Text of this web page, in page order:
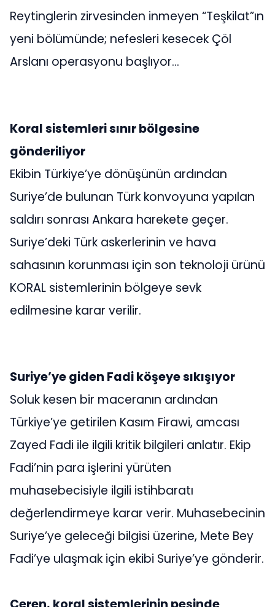
Reytinglerin zirvesinden inmeyen “Teşkilat”ın
yeni bölümünde; nefesleri kesecek Çöl
Arslanı operasyonu başlıyor…
Koral sistemleri sınır bölgesine
gönderiliyor
Ekibin Türkiye’ye dönüşünün ardından
Suriye’de bulunan Türk konvoyuna yapılan
saldırı sonrası Ankara harekete geçer.
Suriye’deki Türk askerlerinin ve hava
sahasının korunması için son teknoloji ürünü
KORAL sistemlerinin bölgeye sevk
edilmesine karar verilir.
Suriye’ye giden Fadi köşeye sıkışıyor
Soluk kesen bir maceranın ardından
Türkiye’ye getirilen Kasım Firawi, amcası
Zayed Fadi ile ilgili kritik bilgileri anlatır. Ekip
Fadi’nin para işlerini yürüten
muhasebecisiyle ilgili istihbaratı
değerlendirmeye karar verir. Muhasebecinin
Suriye’ye geleceği bilgisi üzerine, Mete Bey
Fadi’ye ulaşmak için ekibi Suriye’ye gönderir.